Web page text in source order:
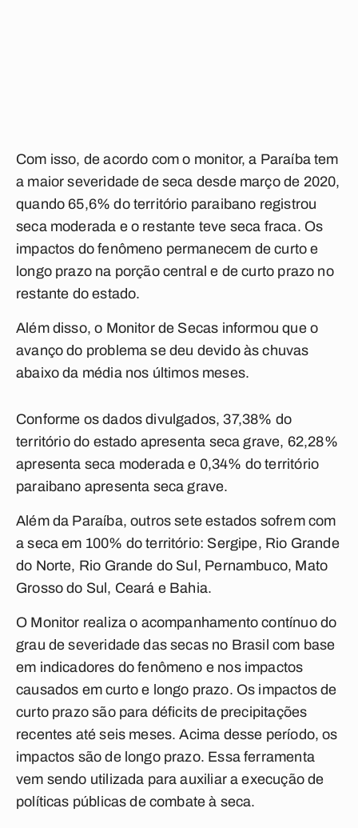
Com isso, de acordo com o monitor, a Paraíba tem
a maior severidade de seca desde março de 2020,
quando 65,6% do território paraibano registrou
seca moderada e o restante teve seca fraca. Os
impactos do fenômeno permanecem de curto e
longo prazo na porção central e de curto prazo no
restante do estado.
Além disso, o Monitor de Secas informou que o
avanço do problema se deu devido às chuvas
abaixo da média nos últimos meses.
Conforme os dados divulgados, 37,38% do
território do estado apresenta seca grave, 62,28%
apresenta seca moderada e 0,34% do território
paraibano apresenta seca grave.
Além da Paraíba, outros sete estados sofrem com
a seca em 100% do território: Sergipe, Rio Grande
do Norte, Rio Grande do Sul, Pernambuco, Mato
Grosso do Sul, Ceará e Bahia.
O Monitor realiza o acompanhamento contínuo do
grau de severidade das secas no Brasil com base
em indicadores do fenômeno e nos impactos
causados em curto e longo prazo. Os impactos de
curto prazo são para déficits de precipitações
recentes até seis meses. Acima desse período, os
impactos são de longo prazo. Essa ferramenta
vem sendo utilizada para auxiliar a execução de
políticas públicas de combate à seca.